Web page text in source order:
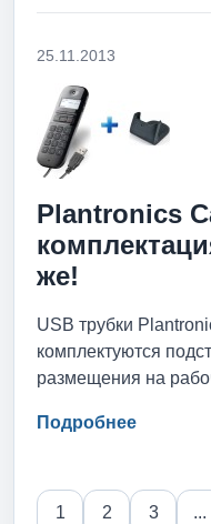
25.11.2013
Plantronics
же!
USB трубки
комплектуются
размещения на
Подробнее
1 2 3 ...